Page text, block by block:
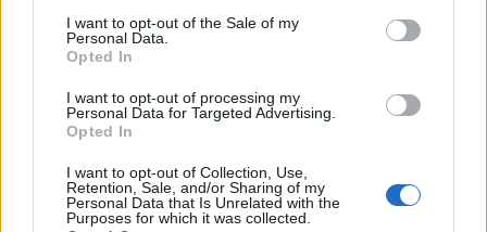
I want to opt-out of the Sale of my
Personal Data.
Opted In
I want to opt-out of processing my
Personal Data for Targeted Advertising.
Opted In
I want to opt-out of Collection, Use,
Retention, Sale, and/or Sharing of my
Personal Data that Is Unrelated with the
Purposes for which it was collected.
31.03.26. 15:17
Ruskinje uvijek imaju najljepša crvena jaja:
Dodaju samo 1 stvar za boju koja sija poput rubina